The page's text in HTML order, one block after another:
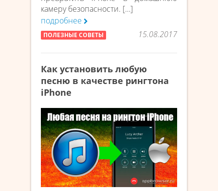
камеру безопасности. […]
подробнее
ПОЛЕЗНЫЕ СОВЕТЫ 15.08.2017
Как установить любую
песню в качестве рингтона
iPhone